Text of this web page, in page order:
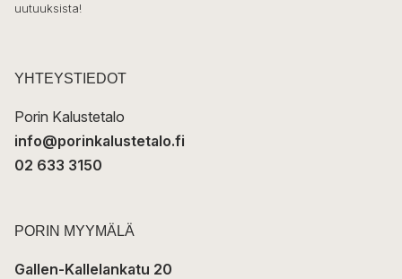
k
p
t
uutuuksista!
YHTEYSTIEDOT
Porin Kalustetalo
info@porinkalustetalo.fi
02 633 3150
PORIN MYYMÄLÄ
Gallen-Kallelankatu 20